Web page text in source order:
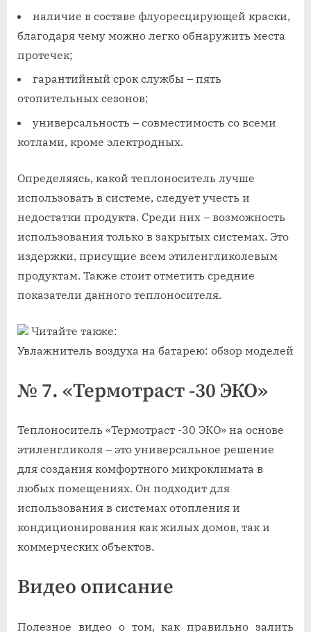
наличие в составе флуоресцирующей краски,
благодаря чему можно легко обнаружить места
протечек;
гарантийный срок службы – пять
отопительных сезонов;
универсальность – совместимость со всеми
котлами, кроме электродных.
Определяясь, какой теплоноситель лучше
использовать в системе, следует учесть и
недостатки продукта. Среди них – возможность
использования только в закрытых системах. Это
издержки, присущие всем этиленгликолевым
продуктам. Также стоит отметить средние
показатели данного теплоносителя.
Читайте также:
Увлажнитель воздуха на батарею: обзор моделей
№ 7. «Термотраст -30 ЭКО»
Теплоноситель «Термотраст -30 ЭКО» на основе
этиленгликоля – это универсальное решение
для создания комфортного микроклимата в
любых помещениях. Он подходит для
использования в системах отопления и
кондиционирования как жилых домов, так и
коммерческих объектов.
Видео описание
Полезное видео о том, как правильно залить